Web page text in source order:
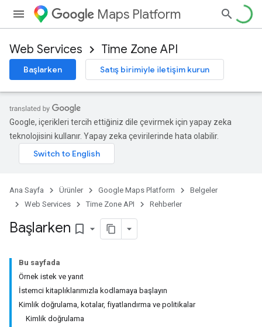
Maps Platform
Web Services Time Zone API
Başlarken Satış birimiyle iletişim kurun
Google, içerikleri tercih ettiğiniz dile çevirmek için yapay zeka
teknolojisini kullanır. Yapay zeka çevirilerinde hata olabilir.
Ana Sayfa Ürünler Google Maps Platform
Belgeler
Web Services
Time Zone API Rehberler
Başlarken bookmark_border
Bu sayfada
Örnek istek ve yanıt
İstemci kitaplıklarımızla kodlamaya başlayın
Kimlik doğrulama, kotalar, fiyatlandırma ve politikalar
Kimlik doğrulama